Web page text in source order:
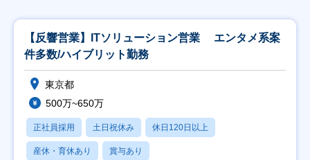
【反響営業】ITソリューション営業 エンタメ系案
件多数/ハイブリット勤務
東京都
500万~650万
正社員採用 土日祝休み 休日120日以上
産休・育休あり 賞与あり